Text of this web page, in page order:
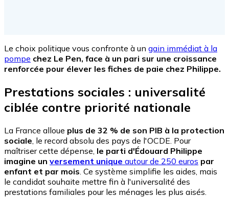
Le choix politique vous confronte à un gain immédiat à la
pompe chez Le Pen, face à un pari sur une croissance
renforcée pour élever les fiches de paie chez Philippe.
Prestations sociales : universalité
ciblée contre priorité nationale
La France alloue plus de 32 % de son PIB à la protection
sociale, le record absolu des pays de l'OCDE. Pour
maîtriser cette dépense, le parti d'Édouard Philippe
imagine un versement unique autour de 250 euros par
enfant et par mois. Ce système simplifie les aides, mais
le candidat souhaite mettre fin à l'universalité des
prestations familiales pour les ménages les plus aisés.